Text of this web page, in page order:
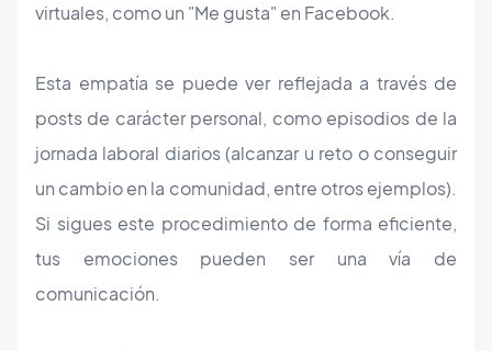
virtuales, como un "Me gusta" en Facebook.
Esta empatía se puede ver reflejada a través de
posts de carácter personal, como episodios de la
jornada laboral diarios (alcanzar u reto o conseguir
un cambio en la comunidad, entre otros ejemplos).
Si sigues este procedimiento de forma eficiente,
tus emociones pueden ser una vía de
comunicación.